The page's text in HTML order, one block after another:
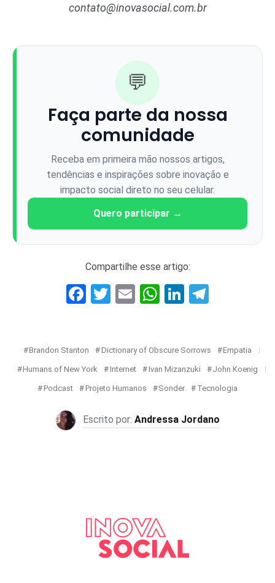
contato@inovasocial.com.br
💬
Faça parte da nossa
comunidade
Receba em primeira mão nossos artigos,
tendências e inspirações sobre inovação e
impacto social direto no seu celular.
Quero participar →
Compartilhe esse artigo:
Facebook
Twitter
EmailWhatsApp
LinkedIn
Brandon Stanton Dictionary of Obscure Sorrows Empatia
Humans of New York Internet Ivan Mizanzuki John Koenig
Podcast Projeto Humanos Sonder Tecnologia
Andressa Jordano